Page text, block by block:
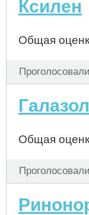
Ксилен
Общая
Проголосовали
Общая
Проголосовали